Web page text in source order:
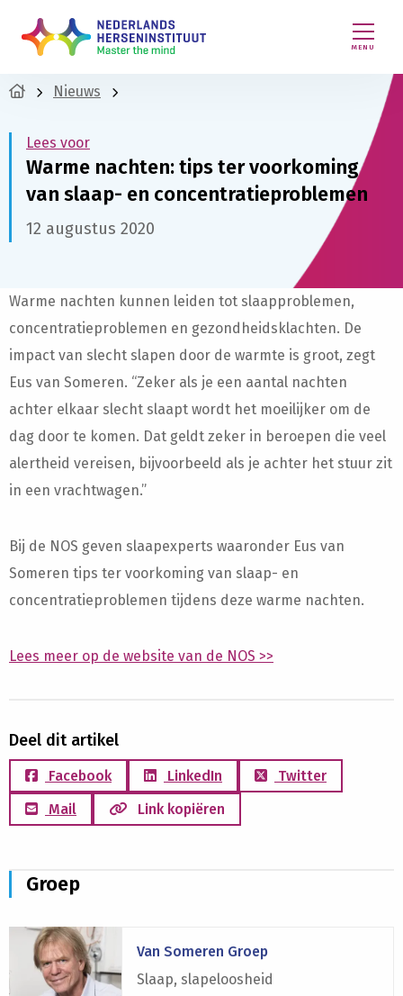
MENU
Nieuws
Lees voor
Warme nachten: tips ter voorkoming
van slaap- en concentratieproblemen
12 augustus 2020
Warme nachten kunnen leiden tot slaapproblemen,
concentratieproblemen en gezondheidsklachten. De
impact van slecht slapen door de warmte is groot, zegt
Eus van Someren. “Zeker als je een aantal nachten
achter elkaar slecht slaapt wordt het moeilijker om de
dag door te komen. Dat geldt zeker in beroepen die veel
alertheid vereisen, bijvoorbeeld als je achter het stuur zit
in een vrachtwagen.”
Bij de NOS geven slaapexperts waaronder Eus van
Someren tips ter voorkoming van slaap- en
concentratieproblemen tijdens deze warme nachten.
Lees meer op de website van de NOS >>
Deel dit artikel
Facebook LinkedIn
Twitter
Mail
Link kopiëren
Groep
Van Someren Groep
Slaap, slapeloosheid
Lees
meer